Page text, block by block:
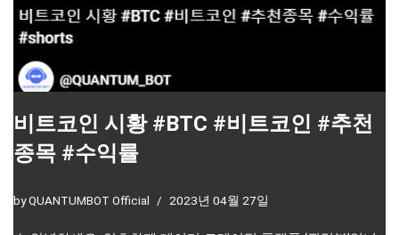
비트코인 시황 #BTC #비트코인 #추천
종목 #수익률
byQUANTUMBOT Official 2023년 04월 27일